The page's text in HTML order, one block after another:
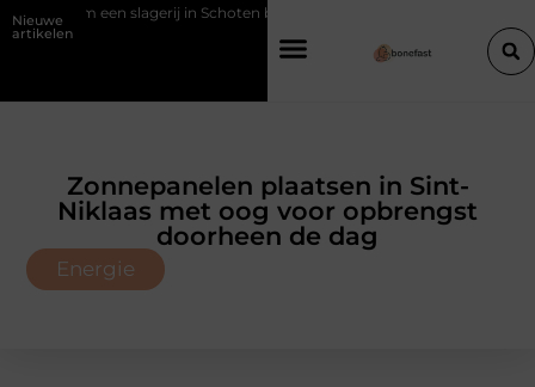
Nieuwe
artikelen
een slagerij in Schoten bouwt op vertrouwen en vakmanschap
Zonnepanelen plaatsen in Sint-
Niklaas met oog voor opbrengst
doorheen de dag
Energie